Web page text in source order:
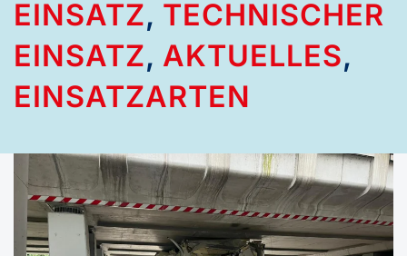
EINSATZ, TECHNISCHER
EINSATZ, AKTUELLES,
EINSATZARTEN